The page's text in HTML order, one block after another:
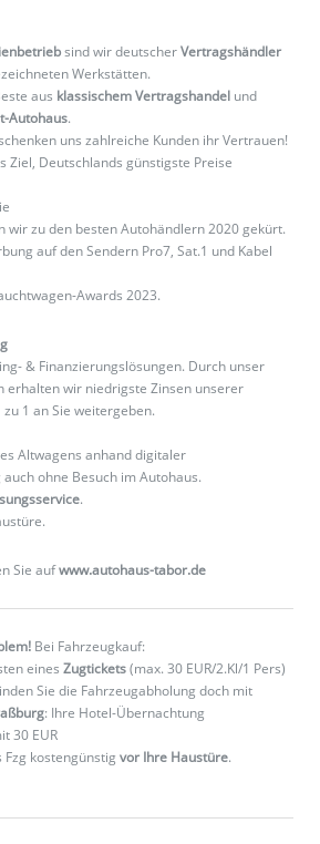
sind wir deutscherVertragshändler
Werkstätten.
aus klassischem Vertragshandel und
Autohaus.
uns zahlreiche Kunden ihr Vertrauen!
Ziel, Deutschlands günstigste Preise
wir zu den besten Autohändlern 2020 gekürt.
auf den Sendern Pro7, Sat.1 und Kabel
Awards 2023.
& Finanzierungslösungen. Durch unser
erhalten wir niedrigste Zinsen unserer
1 an Sie weitergeben.
Altwagens anhand digitaler
ohne Besuch im Autohaus.
.
Sie aufwww.autohaus-tabor.de
Bei Fahrzeugkauf:
eines Zugtickets(max. 30 EUR/2.Kl/1 Pers)
Sie die Fahrzeugabholung doch mit
: Ihre Hotel-Übernachtung
30 EUR
kostengünstig vor Ihre Haustüre.